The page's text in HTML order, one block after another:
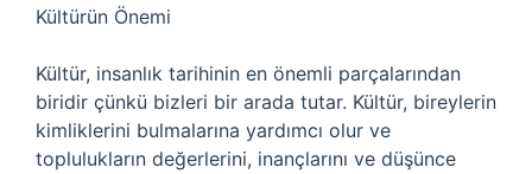
Kültürün Önemi
Kültür, insanlık tarihinin en önemli parçalarından
biridir çünkü bizleri bir arada tutar. Kültür, bireylerin
kimliklerini bulmalarına yardımcı olur ve
toplulukların değerlerini, inançlarını ve düşünce